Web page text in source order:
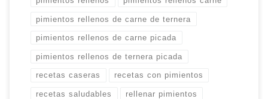
pimientos rellenos de carne de ternera
pimientos rellenos de carne picada
pimientos rellenos de ternera picada
recetas caseras recetas con pimientos
recetas saludables rellenar pimientos